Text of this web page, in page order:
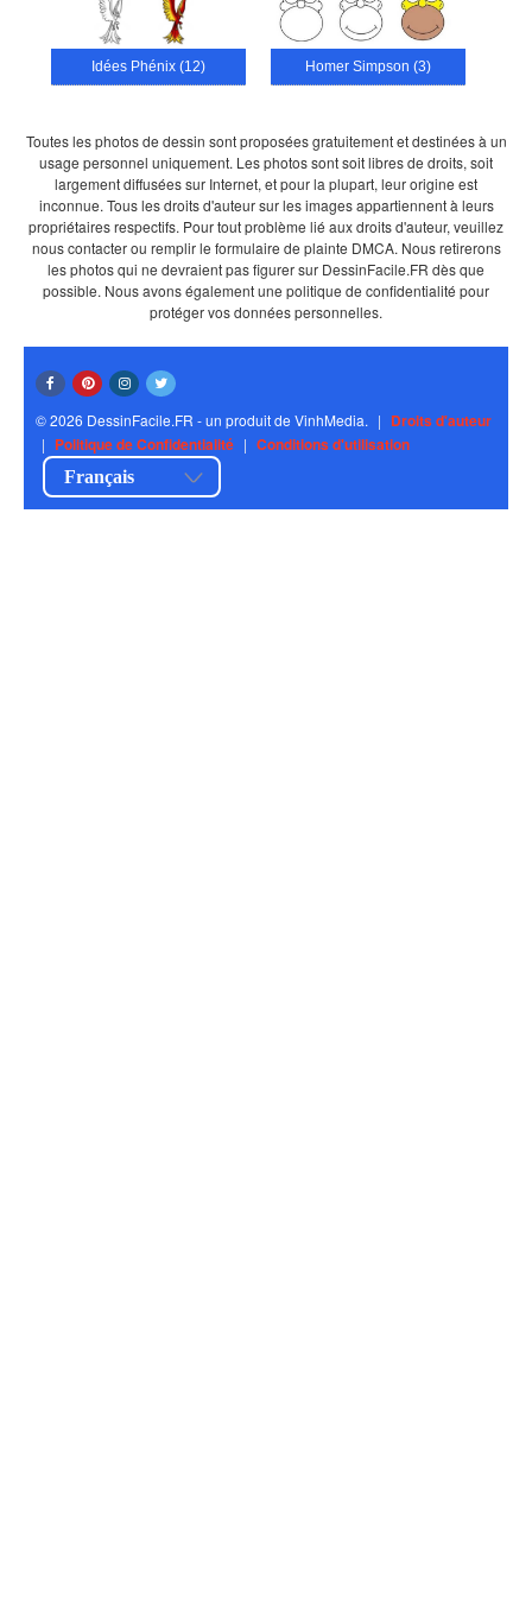
Idées Phénix (12) Homer Simpson (3)
Toutes les photos de dessin sont proposées gratuitement et destinées à un
usage personnel uniquement. Les photos sont soit libres de droits, soit
largement diffusées sur Internet, et pour la plupart, leur origine est
inconnue. Tous les droits d'auteur sur les images appartiennent à leurs
propriétaires respectifs. Pour tout problème lié aux droits d'auteur, veuillez
nous contacter ou remplir le formulaire de plainte DMCA. Nous retirerons
les photos qui ne devraient pas figurer sur DessinFacile.FR dès que
possible. Nous avons également une politique de confidentialité pour
protéger vos données personnelles.
© 2026 DessinFacile.FR - un produit de VinhMedia. | Droits d'auteur
| Politique de Confidentialité | Conditions d'utilisation
Français